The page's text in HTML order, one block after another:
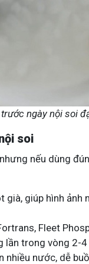
ngày nội soi
soi
nếu dùng
già, giúp hình ảnh
Fleet
lần trong vòng 2-4
nhiều nước, dễ